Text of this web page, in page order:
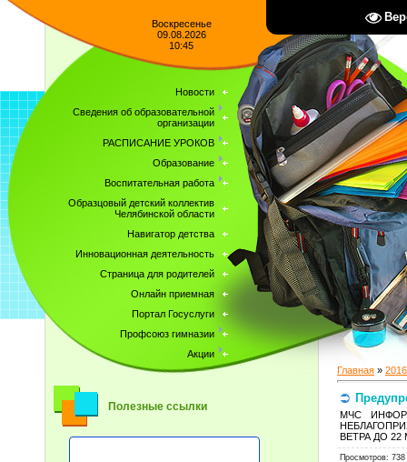
Воскресенье
09.08.2026
10:45
Новости
Сведения об образовательной
организации
РАСПИСАНИЕ УРОКОВ
Образование
Воспитательная работа
Образцовый детский коллектив
Челябинской области
Навигатор детства
Инновационная деятельность
Страница для родителей
Онлайн приемная
Портал Госуслуги
Профсоюз гимназии
Акции
Полезные ссылки
Главная » 2016
МЧС
ВЕТРА ДО
Просмотров: